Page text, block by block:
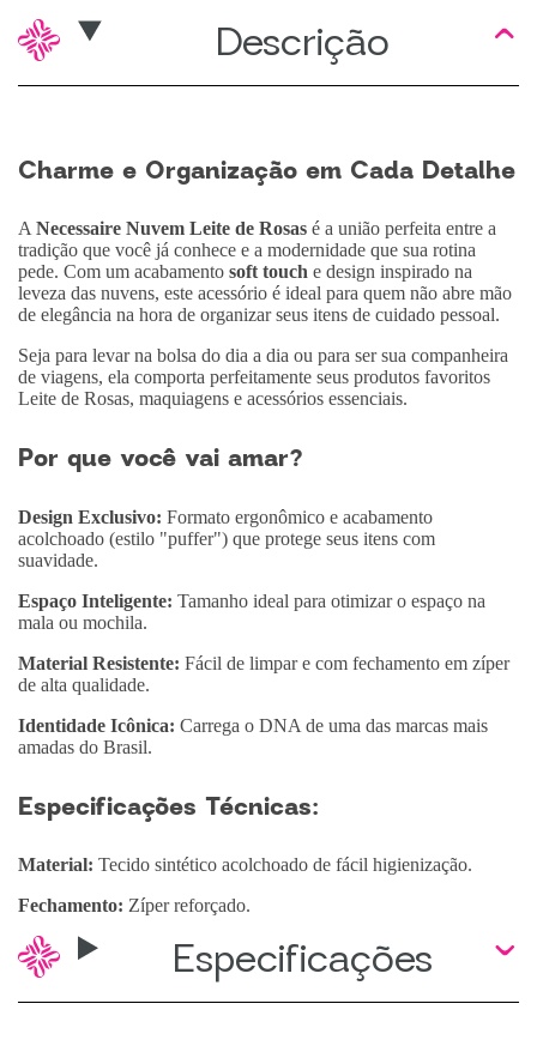
Descrição
Charme e Organização em Cada Detalhe
ANecessaire Nuvem Leite de Rosas é a união perfeita entre a
tradição que você já conhece e a modernidade que sua rotina
pede. Com um acabamento soft touch e design inspirado na
leveza das nuvens, este acessório é ideal para quem não abre mão
de elegância na hora de organizar seus itens de cuidado pessoal.
Seja para levar na bolsa do dia a dia ou para ser sua companheira
de viagens, ela comporta perfeitamente seus produtos favoritos
Leite de Rosas, maquiagens e acessórios essenciais.
Por que você vai amar?
Design Exclusivo: Formato ergonômico e acabamento
acolchoado (estilo "puffer") que protege seus itens com
suavidade.
Espaço Inteligente: Tamanho ideal para otimizar o espaço na
mala ou mochila.
Material Resistente: Fácil de limpar e com fechamento em zíper
de alta qualidade.
Identidade Icônica: Carrega o DNA de uma das marcas mais
amadas do Brasil.
Especificações Técnicas:
Material: Tecido sintético acolchoado de fácil higienização.
Fechamento: Zíper reforçado.
Especificações